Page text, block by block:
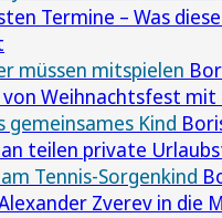
Termine – Was
müssen mitspielen
Weihnachtsfest mit
gemeinsames Kind
teilen private
Tennis-Sorgenkind
Zverev in die